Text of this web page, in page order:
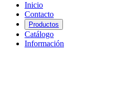
Inicio
Contacto
Productos
Catálogo
Información